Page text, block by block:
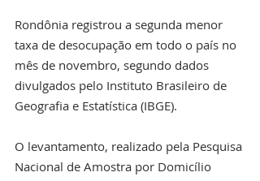
Rondônia registrou a segunda menor
taxa de desocupação em todo o país no
mês de novembro, segundo dados
divulgados pelo Instituto Brasileiro de
Geografia e Estatística (IBGE).
O levantamento, realizado pela Pesquisa
Nacional de Amostra por Domicílio